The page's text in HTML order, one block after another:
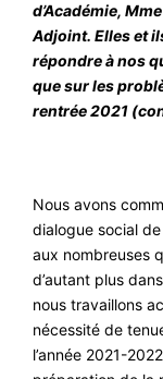
d’Académie,
Adjoint. Elles et
répondre à nos
que sur les
rentrée 2021
Nous avons
dialogue social
aux nombreuses
d’autant plus
nous travaillons
nécessité de
l’année 2021-